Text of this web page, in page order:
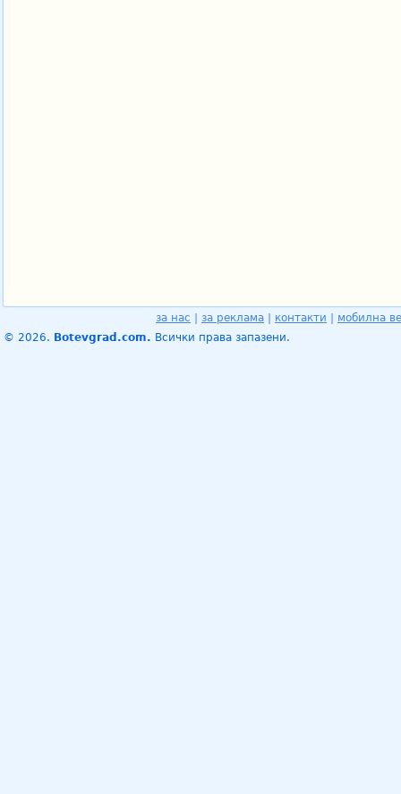
за нас за реклама контакти
мобилна
© 2026. Botevgrad.com. Всички права запазени.